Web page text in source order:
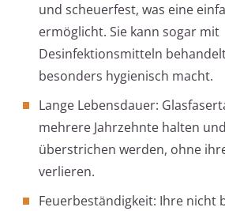
und scheuerfest, was eine
ermöglicht. Sie kann sogar mit
Desinfektionsmitteln
besonders hygienisch macht.
Lange Lebensdauer:
mehrere Jahrzehnte halten
überstrichen werden, ohne
verlieren.
Feuerbeständigkeit: Ihre nicht